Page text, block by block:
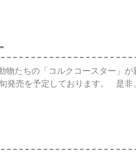
物たちの「コルクコースター
売を予定しております。 是非